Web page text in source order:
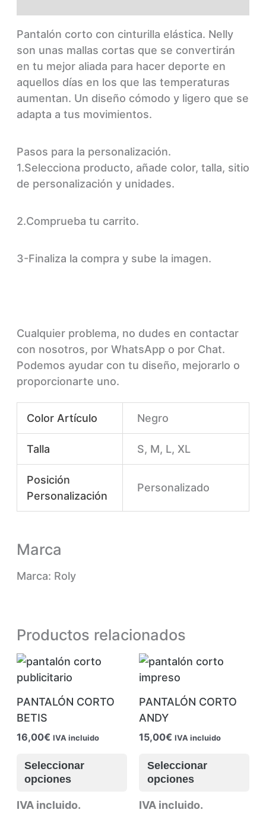
Pantalón corto con cinturilla elástica. Nelly
son unas mallas cortas que se convertirán
en tu mejor aliada para hacer deporte en
aquellos días en los que las temperaturas
aumentan. Un diseño cómodo y ligero que se
adapta a tus movimientos.
Pasos para la personalización.
1.Selecciona producto, añade color, talla, sitio
de personalización y unidades.
2.Comprueba tu carrito.
3-Finaliza la compra y sube la imagen.
Cualquier problema, no dudes en contactar
con nosotros, por WhatsApp o por Chat.
Podemos ayudar con tu diseño, mejorarlo o
proporcionarte uno.
Color Artículo Negro
Talla S, M, L, XL
Posición
Personalización
Personalizado
Marca
Marca: Roly
Productos relacionados
PANTALÓN CORTO
BETIS
16,00€ IVA incluido
Seleccionar
opciones
producto
múltiples
IVA incluido.
PANTALÓN CORTO
ANDY
15,00€ IVA incluido
Seleccionar
opciones
IVA incluido.